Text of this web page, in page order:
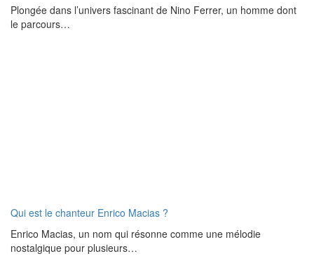
Plongée dans l’univers fascinant de Nino Ferrer, un homme dont
le parcours…
Qui est le chanteur Enrico Macias ?
Enrico Macias, un nom qui résonne comme une mélodie
nostalgique pour plusieurs…